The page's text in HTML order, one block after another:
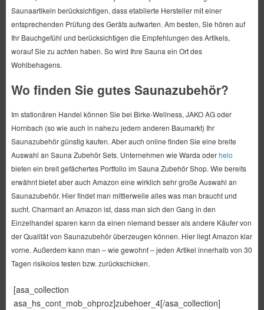
Saunaartikeln berücksichtigen, dass etablierte Hersteller mit einer
entsprechenden Prüfung des Geräts aufwarten. Am besten, Sie hören auf
Ihr Bauchgefühl und berücksichtigen die Empfehlungen des Artikels,
worauf Sie zu achten haben. So wird Ihre Sauna ein Ort des
Wohlbehagens.
Wo finden Sie gutes Saunazubehör?
Im stationären Handel können Sie bei Birke-Wellness, JAKO AG oder
Hornbach (so wie auch in nahezu jedem anderen Baumarkt) Ihr
Saunazubehör günstig kaufen. Aber auch online finden Sie eine breite
Auswahl an Sauna Zubehör Sets. Unternehmen wie Warda oderhelo
bieten ein breit gefächertes Portfolio im Sauna Zubehör Shop. Wie bereits
erwähnt bietet aber auch Amazon eine wirklich sehr große Auswahl an
Saunazubehör. Hier findet man mittlerweile alles was man braucht und
sucht. Charmant an Amazon ist, dass man sich den Gang in den
Einzelhandel sparen kann da einen niemand besser als andere Käufer von
der Qualität von Saunazubehör überzeugen können. Hier liegt Amazon klar
vorne. Außerdem kann man – wie gewohnt – jeden Artikel innerhalb von 30
Tagen risikolos testen bzw. zurückschicken.
[asa_collection
asa_hs_cont_mob_ohproz]zubehoer_4[/asa_collection]